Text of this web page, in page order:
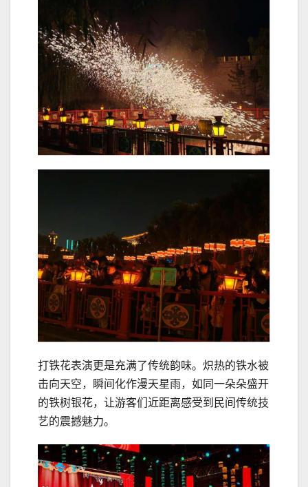
打铁花表演更是充满了传统韵味。炽热的铁水被
击向天空，瞬间化作漫天星雨，如同一朵朵盛开
的铁树银花，让游客们近距离感受到民间传统技
艺的震撼魅力。